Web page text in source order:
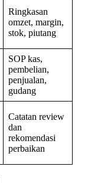
Ringkasan
omzet, margin,
stok, piutang
SOP kas,
pembelian,
penjualan,
gudang
Catatan review
dan
rekomendasi
perbaikan